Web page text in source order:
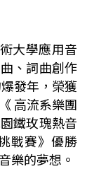
大學應用音
、詞曲創作
發年，榮獲
⾼流系樂團
鐵玫瑰熱音
戰賽》優勝
樂的夢想。